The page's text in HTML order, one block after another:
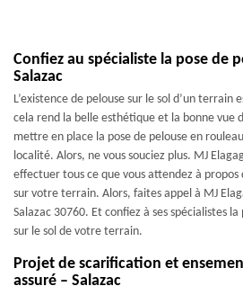
Confiez au spécialiste la pose de
Salazac
L’existence de pelouse sur le sol d’un
cela rend la belle esthétique et la bonne vue
mettre en place la pose de pelouse en
localité. Alors, ne vous souciez plus. MJ
effectuer tous ce que vous attendez à propos
sur votre terrain. Alors, faites appel à MJ
Salazac 30760. Et confiez à ses spécialistes
sur le sol de votre terrain.
Projet de scarification et
assuré – Salazac